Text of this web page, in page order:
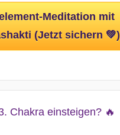
Meditation mit
(Jetzt sichern 💚)
Chakra einsteigen? 🔥